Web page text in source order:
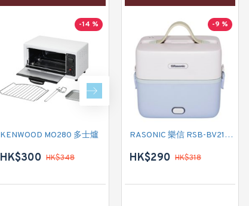
-14 %
KENWOOD MO280 多士爐
HK$300 HK$348
-14 %
MIDEA 美的 FS3018B 西施電飯煲
HK$470 HK$549
-9 %
RASONIC 樂信 RSB-BV212S 迷你雙層蒸煮盒
HK$290 HK$318